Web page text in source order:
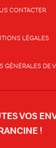
CONTACTER
LÉGALES
GÉNÉRALES DE
VOS
!